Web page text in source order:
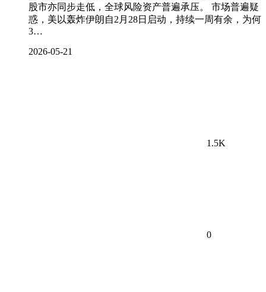
股市亦同步走低，全球风险资产普遍承压。 市场普遍疑
惑，美以轰炸伊朗自2月28日启动，持续一周有余，为何
3…
2026-05-21
1.5K
0